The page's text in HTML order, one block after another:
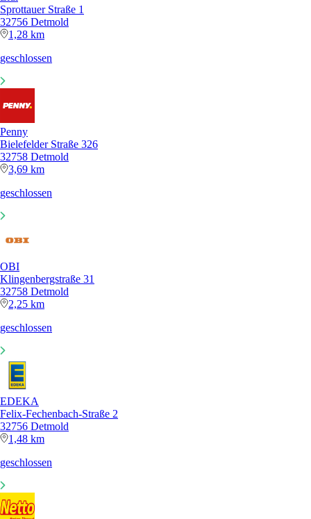
Sprottauer Straße 1
32756 Detmold
1,28 km
geschlossen
Penny
Bielefelder Straße 326
32758 Detmold
3,69 km
geschlossen
OBI
Klingenbergstraße 31
32758 Detmold
2,25 km
geschlossen
EDEKA
Felix-Fechenbach-Straße 2
32756 Detmold
1,48 km
geschlossen